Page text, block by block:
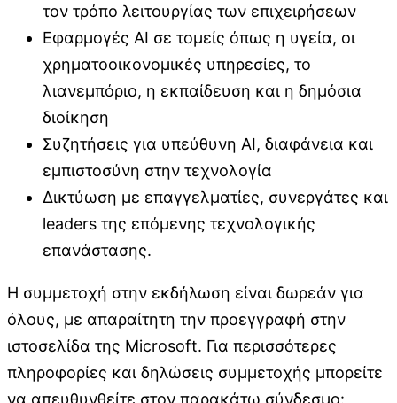
τον τρόπο λειτουργίας των επιχειρήσεων
Εφαρμογές AI σε τομείς όπως η υγεία, οι
χρηματοοικονομικές υπηρεσίες, το
λιανεμπόριο, η εκπαίδευση και η δημόσια
διοίκηση
Συζητήσεις για υπεύθυνη AI, διαφάνεια και
εμπιστοσύνη στην τεχνολογία
Δικτύωση με επαγγελματίες, συνεργάτες και
leaders της επόμενης τεχνολογικής
επανάστασης.
Η συμμετοχή στην εκδήλωση είναι δωρεάν για
όλους, με απαραίτητη την προεγγραφή στην
ιστοσελίδα της Microsoft. Για περισσότερες
πληροφορίες και δηλώσεις συμμετοχής μπορείτε
να απευθυνθείτε στον παρακάτω σύνδεσμο: